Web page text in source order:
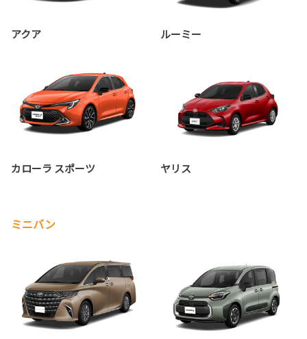
アクア ルーミー
カローラ スポーツ ヤリス
ミニバン